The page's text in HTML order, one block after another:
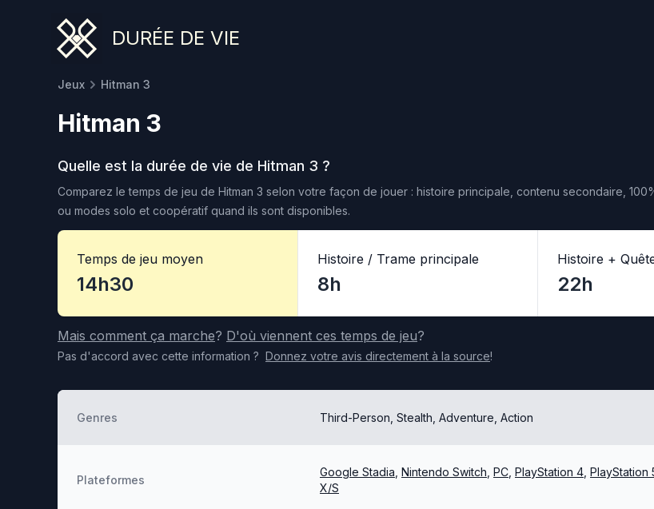
DURÉE DE VIE
Jeux Hitman 3
Hitman 3
Quelle est la durée de vie de Hitman 3 ?
Comparez le temps de jeu de Hitman 3 selon votre façon de jouer : histoire principale, contenu secondaire,
ou modes solo et coopératif quand ils sont disponibles.
Temps de jeu moyen
14h30
Histoire / Trame principale
8h
Histoire +
22h
Mais comment ça marche? D'où viennent ces temps de jeu?
Pas d'accord avec cette information ? Donnez votre avis directement à la source!
Genres Third-Person, Stealth, Adventure, Action
Plateformes
Google Stadia Nintendo Switch PC PlayStation 4 PlayStation
X/S